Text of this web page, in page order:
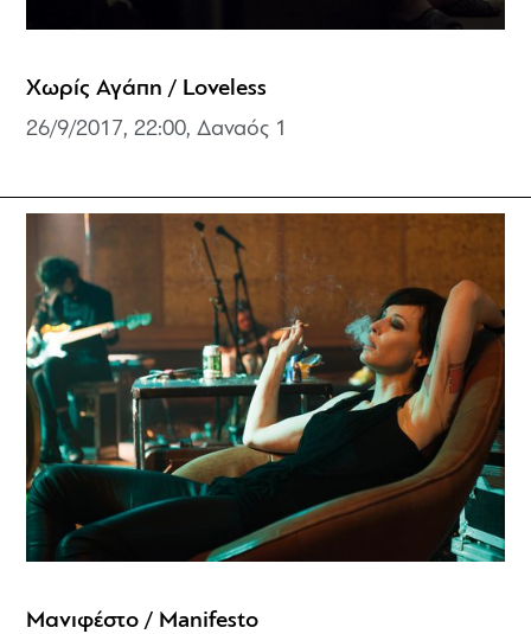
Χωρίς Αγάπη / Loveless
26/9/2017, 22:00, Δαναός 1
Μανιφέστο / Manifesto